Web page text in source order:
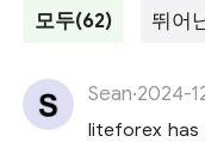
모두(62) 뛰어
Sean·2024-
liteforex